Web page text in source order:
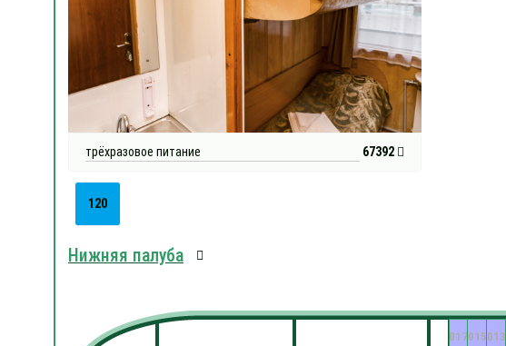
трёхразовое питание 67392
120
Нижняя палуба
013
015
017